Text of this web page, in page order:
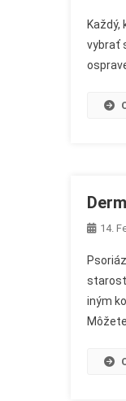
vybrať
14.
iným